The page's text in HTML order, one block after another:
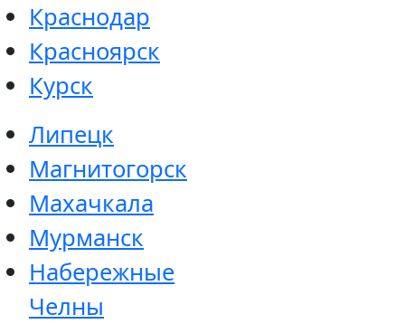
Краснодар
Красноярск
Курск
Липецк
Магнитогорск
Махачкала
Мурманск
Набережные
Челны